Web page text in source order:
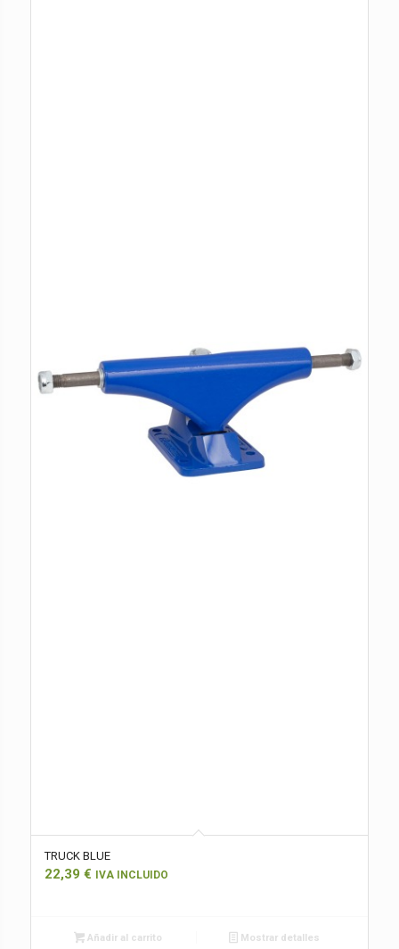
TRUCK BLUE
22,39 € IVA INCLUIDO
Añadir al carrito Mostrar detalles